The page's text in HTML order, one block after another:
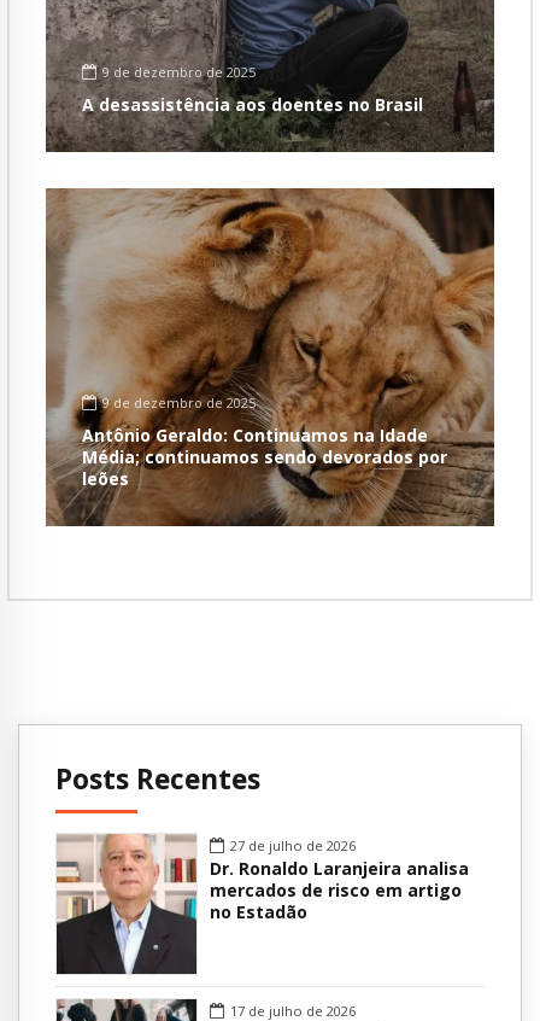
9 de dezembro de 2025
A desassistência aos doentes no Brasil
9 de dezembro de 2025
Antônio Geraldo: Continuamos na Idade
Média; continuamos sendo devorados por
leões
Posts Recentes
27 de julho de 2026
Dr. Ronaldo Laranjeira analisa
mercados de risco em artigo
no Estadão
17 de julho de 2026